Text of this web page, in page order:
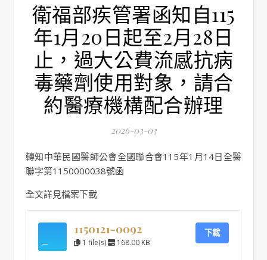
衛福部疾管署函知自115
年1月20日起至2月28日
止，過大公費流感抗病
毒藥劑使用對象，請合
約醫療機構配合辦理
2026-03-03
轉知中華民國醫師公會全國聯合會115年1月14日全醫
聯字第1150000038號函
全文詳見檔案下載
1150121-0092
1 file(s) 168.00 KB
下載